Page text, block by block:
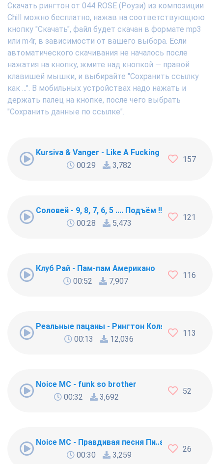
Скачать рингтон от 044 ROSE (Роузи) из композиции
Chill можно бесплатно, нажав на соответствующюю
кнопку "Скачать", файл будет скачан в формате mp3
или m4r, в зависимости от вашего выбора. Если
автоматического скачивания не началось после
нажатия на кнопку, жмите над кнопкой — правой
клавишей мышки, и выбирайте "Сохранить ссылку
как ...". В мобильных устройствах надо нажать и
держать палец на кнопке, после чего выбрать
"Сохранить данные по ссылке".
Kursiva & Vanger - Like A Fucking Newbie
00:29
3,782
157
Соловей - 9, 8, 7, 6, 5 .... Подъём !!!
00:28
5,473
121
Клуб Рай - Пам-пам Американо
00:52
7,907
116
Реальные пацаны - Рингтон Коляна
00:13
12,036
113
Noice MC - funk so brother
00:32
3,692
52
Noice MC - Правдивая песня Пи..абола
00:30
3,259
26